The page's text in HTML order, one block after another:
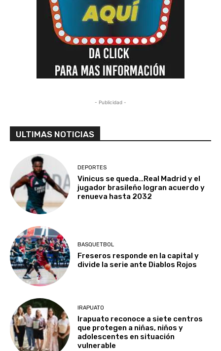
- Publicidad -
ULTIMAS NOTICIAS
DEPORTES
Vinicus se queda…Real Madrid y el
jugador brasileño logran acuerdo y
renueva hasta 2032
BASQUETBOL
Freseros responde en la capital y
divide la serie ante Diablos Rojos
IRAPUATO
Irapuato reconoce a siete centros
que protegen a niñas, niños y
adolescentes en situación
vulnerable